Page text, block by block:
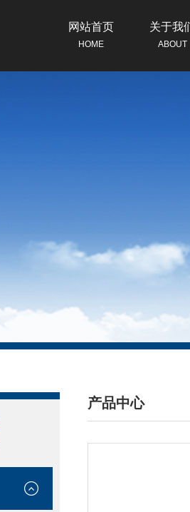
网站首页
HOME
关于我
ABOUT
产品中心
/ PRODUCTS